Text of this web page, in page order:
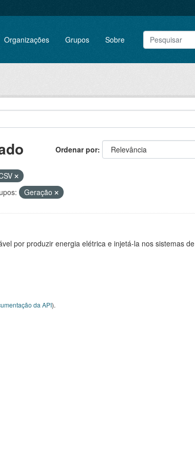
Organizações Grupos Sobre
Ordenar por
Geração
por produzir energia elétrica e injetá-la nos sistemas de
da API).